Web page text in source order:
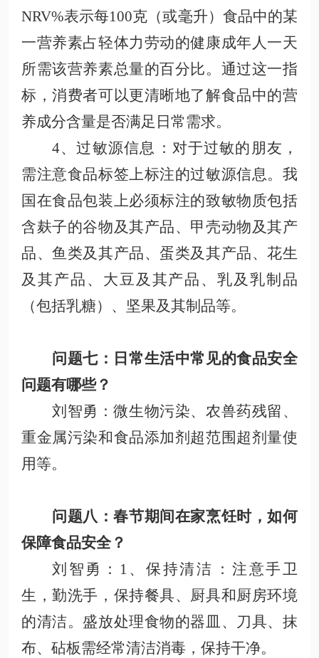
NRV%表示每100克（或毫升）食品中的某
一营养素占轻体力劳动的健康成年人一天
所需该营养素总量的百分比。通过这一指
标，消费者可以更清晰地了解食品中的营
养成分含量是否满足日常需求。
4、过敏源信息 ：对于过敏的朋友，
需注意食品标签上标注的过敏源信息。我
国在食品包装上必须标注的致敏物质包括
含麸子的谷物及其产品、甲壳动物及其产
品、鱼类及其产品、蛋类及其产品、花生
及其产品、大豆及其产品、乳及乳制品
（包括乳糖）、坚果及其制品等。
问题七：日常生活中常见的食品安全
问题有哪些？
刘智勇 ：微生物污染、农兽药残留、
重金属污染和食品添加剂超范围超剂量使
用等。
问题八：春节期间在家烹饪时，如何
保障食品安全？
刘智勇 ： 1、保持清洁 ：注意手卫
生，勤洗手，保持餐具、厨具和厨房环境
的清洁。盛放处理食物的器皿、刀具、抹
布、砧板需经常清洁消毒，保持干净。